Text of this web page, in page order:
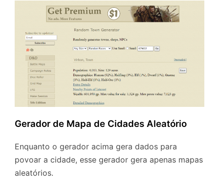
Gerador de Mapa de Cidades Aleatório
Enquanto o gerador acima gera dados para
povoar a cidade, esse gerador gera apenas mapas
aleatórios.